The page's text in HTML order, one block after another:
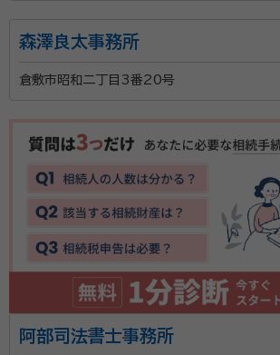
森澤良太事務所
倉敷市昭和二丁目3番20号
阿部司法書士事務所